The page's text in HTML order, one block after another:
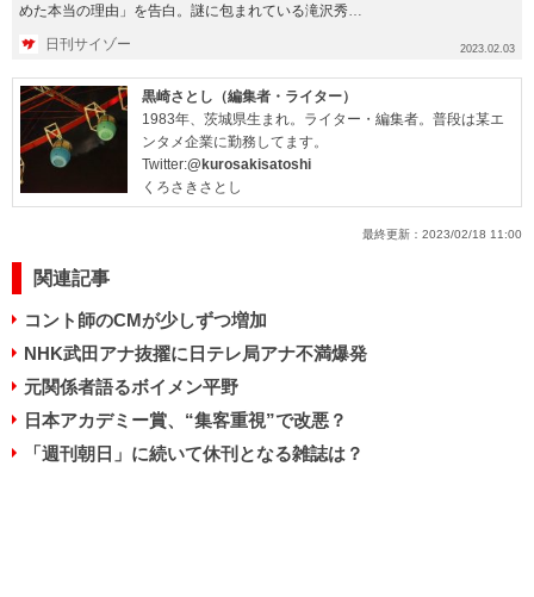
めた本当の理由」を告白。謎に包まれている滝沢秀明
日刊サイゾー 2023.02.03
黒崎さとし（編集者・ライター）
1983年、茨城県生まれ。ライター・編集者。普段は某エ
ンタメ企業に勤務してます。
Twitter:@kurosakisatoshi
くろさきさとし
最終更新： 2023/02/18 11:00
関連記事
コント師のCMが少しずつ増加
NHK武田アナ抜擢に日テレ局アナ不満爆発
元関係者語るボイメン平野
日本アカデミー賞、“集客重視”で改悪？
「週刊朝日」に続いて休刊となる雑誌は？